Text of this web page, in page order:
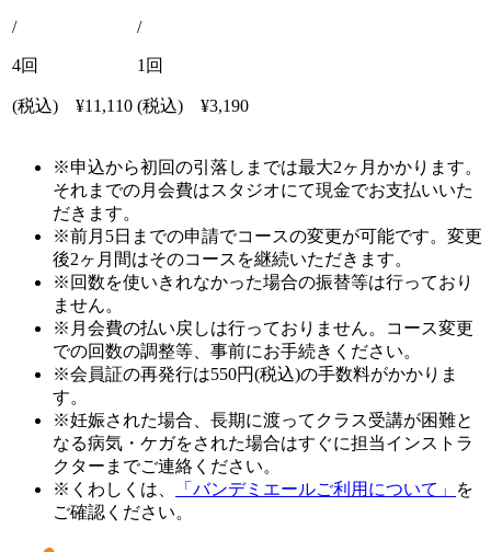
/
4回
(税込) ¥11,110
/
1回
(税込) ¥3,190
※申込から初回の引落しまでは最大2ヶ月かかります。
それまでの月会費はスタジオにて現金でお支払いいた
だきます。
※前月5日までの申請でコースの変更が可能です。変更
後2ヶ月間はそのコースを継続いただきます。
※回数を使いきれなかった場合の振替等は行っており
ません。
※月会費の払い戻しは行っておりません。コース変更
での回数の調整等、事前にお手続きください。
※会員証の再発行は550円(税込)の手数料がかかりま
す。
※妊娠された場合、長期に渡ってクラス受講が困難と
なる病気・ケガをされた場合はすぐに担当インストラ
クターまでご連絡ください。
※くわしくは、
「バンデミエールご利用について」
を
ご確認ください。